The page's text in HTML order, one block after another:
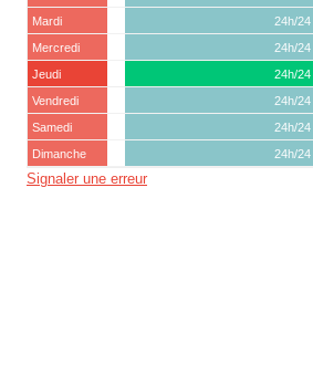
Mardi
24h/24
Mercredi
24h/24
Jeudi
24h/24
Vendredi
24h/24
Samedi
24h/24
Dimanche
24h/24
Signaler une erreur